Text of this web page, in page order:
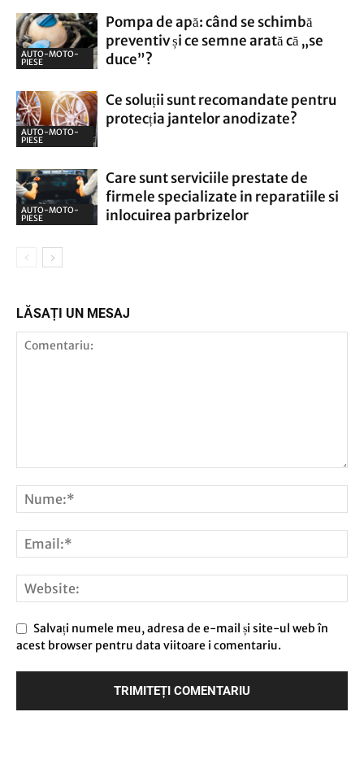
AUTO-MOTO-
PIESE
Pompa de apă: când se schimbă
preventiv și ce semne arată că „se
duce”?
AUTO-MOTO-
PIESE
Ce soluții sunt recomandate pentru
protecția jantelor anodizate?
AUTO-MOTO-
PIESE
Care sunt serviciile prestate de
firmele specializate in reparatiile si
inlocuirea parbrizelor
LĂSAȚI UN MESAJ
Salvați numele meu, adresa de e-mail și site-ul web în
acest browser pentru data viitoare i comentariu.